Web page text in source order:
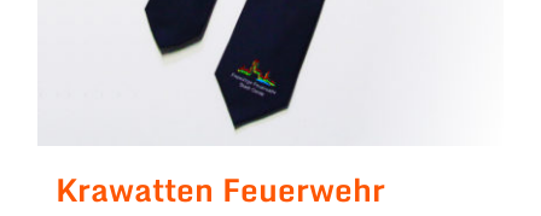
Krawatten Feuerwehr